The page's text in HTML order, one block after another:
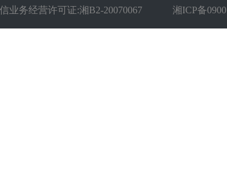
业务经营许可证:湘B2-20070067 湘ICP备